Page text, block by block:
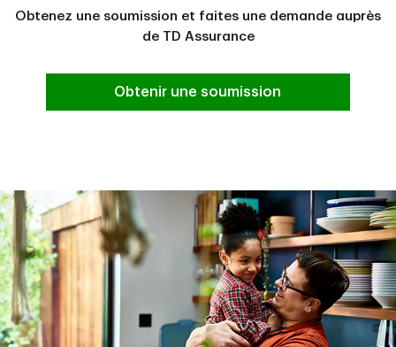
Obtenez une soumission et faites une demande auprès
de TD Assurance
Obtenir une soumission